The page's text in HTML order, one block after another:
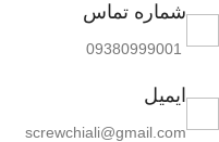
شماره تماس
ایمیل
screwchiali@gmail.com